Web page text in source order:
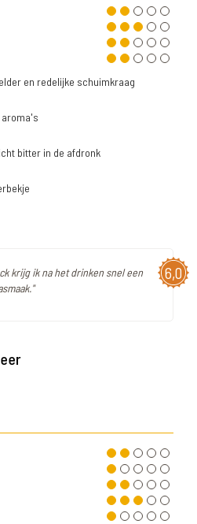
en redelijke schuimkraag
bitter in de afdronk
6,0
krijg ik na het drinken snel een